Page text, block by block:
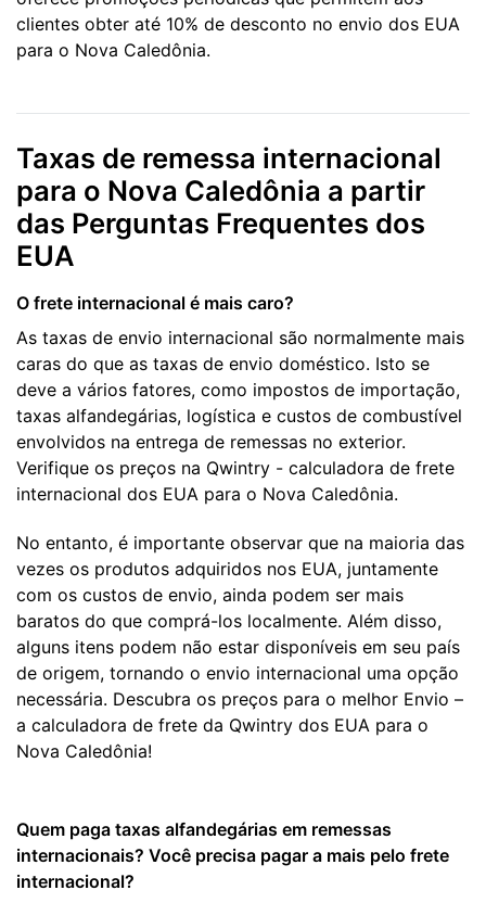
clientes obter até 10% de desconto no envio dos EUA
para o Nova Caledônia.
Taxas de remessa internacional
para o Nova Caledônia a partir
das Perguntas Frequentes dos
EUA
O frete internacional é mais caro?
As taxas de envio internacional são normalmente mais
caras do que as taxas de envio doméstico. Isto se
deve a vários fatores, como impostos de importação,
taxas alfandegárias, logística e custos de combustível
envolvidos na entrega de remessas no exterior.
Verifique os preços na Qwintry - calculadora de frete
internacional dos EUA para o Nova Caledônia.
No entanto, é importante observar que na maioria das
vezes os produtos adquiridos nos EUA, juntamente
com os custos de envio, ainda podem ser mais
baratos do que comprá-los localmente. Além disso,
alguns itens podem não estar disponíveis em seu país
de origem, tornando o envio internacional uma opção
necessária. Descubra os preços para o melhor Envio –
a calculadora de frete da Qwintry dos EUA para o
Nova Caledônia!
Quem paga taxas alfandegárias em remessas
internacionais? Você precisa pagar a mais pelo frete
internacional?